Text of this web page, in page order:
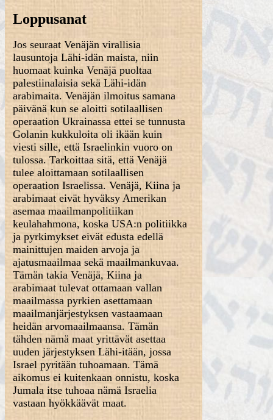
Loppusanat
Jos seuraat Venäjän virallisia
lausuntoja Lähi-idän maista, niin
huomaat kuinka Venäjä puoltaa
palestiinalaisia sekä Lähi-idän
arabimaita. Venäjän ilmoitus samana
päivänä kun se aloitti sotilaallisen
operaation Ukrainassa ettei se tunnusta
Golanin kukkuloita oli ikään kuin
viesti sille, että Israelinkin vuoro on
tulossa. Tarkoittaa sitä, että Venäjä
tulee aloittamaan sotilaallisen
operaation Israelissa. Venäjä, Kiina ja
arabimaat eivät hyväksy Amerikan
asemaa maailmanpolitiikan
keulahahmona, koska USA:n politiikka
ja pyrkimykset eivät edusta edellä
mainittujen maiden arvoja ja
ajatusmaailmaa sekä maailmankuvaa.
Tämän takia Venäjä, Kiina ja
arabimaat tulevat ottamaan vallan
maailmassa pyrkien asettamaan
maailmanjärjestyksen vastaamaan
heidän arvomaailmaansa. Tämän
tähden nämä maat yrittävät asettaa
uuden järjestyksen Lähi-itään, jossa
Israel pyritään tuhoamaan. Tämä
aikomus ei kuitenkaan onnistu, koska
Jumala itse tuhoaa nämä Israelia
vastaan hyökkäävät maat.